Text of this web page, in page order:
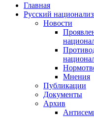
Главная
Русский
Новости
Мнения
Публикации
Документы
Архив